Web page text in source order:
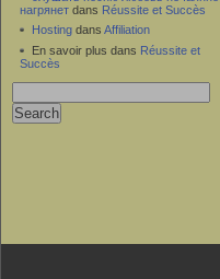
нагрянет dans Réussite et Succès
Hosting dans Affiliation
En savoir plus dans Réussite et
Succès